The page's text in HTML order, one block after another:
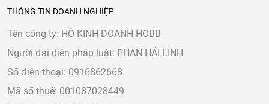
THÔNG TIN DOANH NGHIỆP
Tên công ty: HỘ KINH DOANH HOBB
Người đại diện pháp luật: PHAN HẢI LINH
Số điện thoại: 0916862668
Mã số thuế: 001087028449